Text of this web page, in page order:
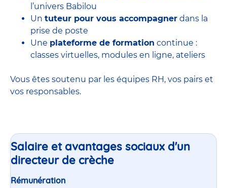
l’univers Babilou
Un tuteur pour vous accompagner dans la
prise de poste
Une plateforme de formation continue :
classes virtuelles, modules en ligne, ateliers
Vous êtes soutenu par les équipes RH, vos pairs et
vos responsables.
Salaire et avantages sociaux d'un
directeur de crèche
Rémunération